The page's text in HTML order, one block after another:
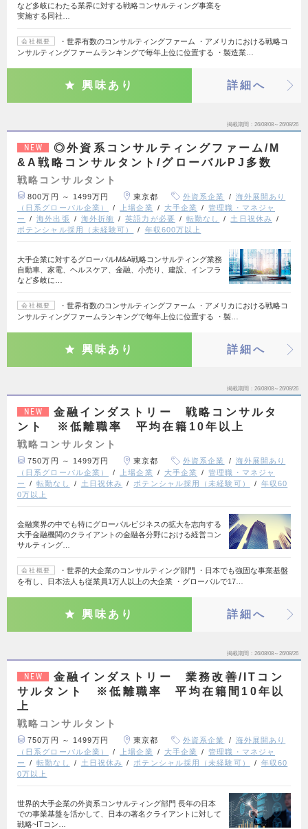
など多岐にわたる業界に対する戦略コンサルティング事業を
実施する同社…
会社概要
・世界有数のコンサルティングファーム ・アメリカにおける戦略コ
ンサルティングファームランキングで毎年上位に位置する ・製造業…
興味あり 詳細へ
掲載期間 26/08/08～26/08/26
NEW
◎外資系コンサルティングファーム/M
&A戦略コンサルタント/グローバルPJ多数
戦略コンサルタント
800万円 ～ 1499万円 東京都 外資系企業
海外展開あり
（日系グローバル企業）
上場企業 大手企業
管理職・マネジャ
ー
海外出張 海外折衝 英語力が必要 転勤なし
土日祝休み
ポテンシャル採用（未経験可）
年収600万以上
大手企業に対するグローバルM&A戦略コンサルティング業務
自動車、家電、ヘルスケア、金融、小売り、建設、インフラ
など多岐に…
会社概要
・世界有数のコンサルティングファーム ・アメリカにおける戦略コ
ンサルティングファームランキングで毎年上位に位置する ・製…
興味あり 詳細へ
掲載期間 26/08/08～26/08/26
NEW
金融インダストリー 戦略コンサルタ
ント ※低離職率 平均在籍10年以上
戦略コンサルタント
750万円 ～ 1499万円 東京都 外資系企業
海外展開あり
（日系グローバル企業）
上場企業 大手企業
管理職・マネジャ
ー
転勤なし 土日祝休み ポテンシャル採用（未経験可）
年収60
0万以上
金融業界の中でも特にグローバルビジネスの拡大を志向する
大手金融機関のクライアントの金融各分野における経営コン
サルティング…
会社概要
・世界的大企業のコンサルティング部門 ・日本でも強固な事業基盤
を有し、日本法人も従業員1万人以上の大企業 ・グローバルで17…
興味あり 詳細へ
掲載期間 26/08/08～26/08/26
NEW
金融インダストリー 業務改善/ITコン
サルタント ※低離職率 平均在籍間10年以
上
戦略コンサルタント
750万円 ～ 1499万円 東京都 外資系企業
海外展開あり
（日系グローバル企業）
上場企業 大手企業
管理職・マネジャ
ー
転勤なし 土日祝休み ポテンシャル採用（未経験可）
年収60
0万以上
世界的大手企業の外資系コンサルティング部門 長年の日本
での事業基盤を活かして、日本の著名クライアントに対して
戦略~ITコン…